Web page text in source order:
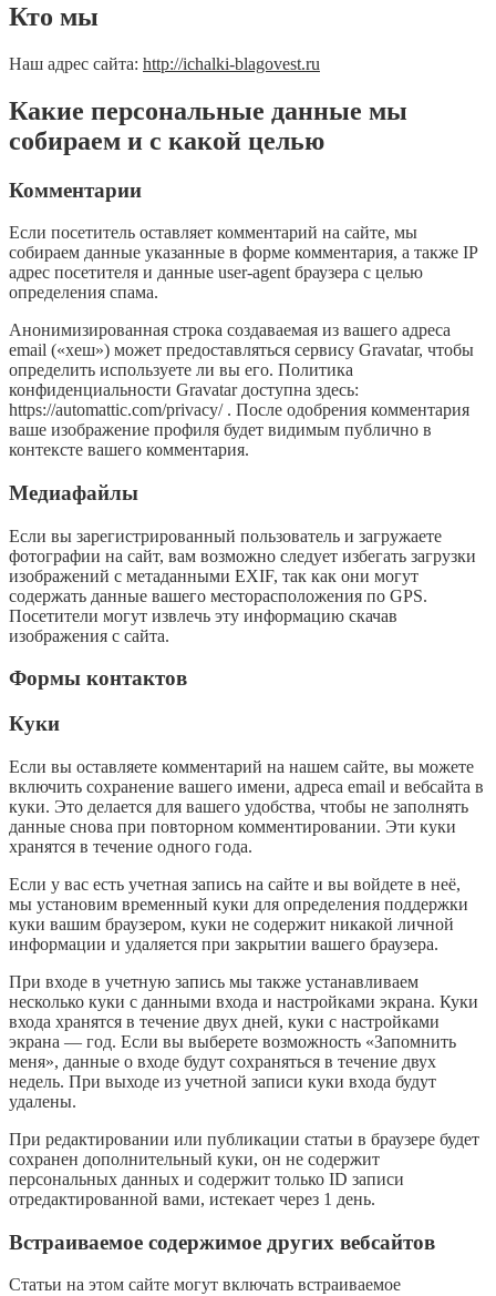
Кто мы
Наш адрес сайта: http://ichalki-blagovest.ru
Какие персональные данные мы
собираем и с какой целью
Комментарии
Если посетитель оставляет комментарий на сайте, мы
собираем данные указанные в форме комментария, а также IP
адрес посетителя и данные user-agent браузера с целью
определения спама.
Анонимизированная строка создаваемая из вашего адреса
email («хеш») может предоставляться сервису Gravatar, чтобы
определить используете ли вы его. Политика
конфиденциальности Gravatar доступна здесь:
https://automattic.com/privacy/ . После одобрения комментария
ваше изображение профиля будет видимым публично в
контексте вашего комментария.
Медиафайлы
Если вы зарегистрированный пользователь и загружаете
фотографии на сайт, вам возможно следует избегать загрузки
изображений с метаданными EXIF, так как они могут
содержать данные вашего месторасположения по GPS.
Посетители могут извлечь эту информацию скачав
изображения с сайта.
Формы контактов
Куки
Если вы оставляете комментарий на нашем сайте, вы можете
включить сохранение вашего имени, адреса email и вебсайта в
куки. Это делается для вашего удобства, чтобы не заполнять
данные снова при повторном комментировании. Эти куки
хранятся в течение одного года.
Если у вас есть учетная запись на сайте и вы войдете в неё,
мы установим временный куки для определения поддержки
куки вашим браузером, куки не содержит никакой личной
информации и удаляется при закрытии вашего браузера.
При входе в учетную запись мы также устанавливаем
несколько куки с данными входа и настройками экрана. Куки
входа хранятся в течение двух дней, куки с настройками
экрана — год. Если вы выберете возможность «Запомнить
меня», данные о входе будут сохраняться в течение двух
недель. При выходе из учетной записи куки входа будут
удалены.
При редактировании или публикации статьи в браузере будет
сохранен дополнительный куки, он не содержит
персональных данных и содержит только ID записи
отредактированной вами, истекает через 1 день.
Встраиваемое содержимое других вебсайтов
Статьи на этом сайте могут включать встраиваемое